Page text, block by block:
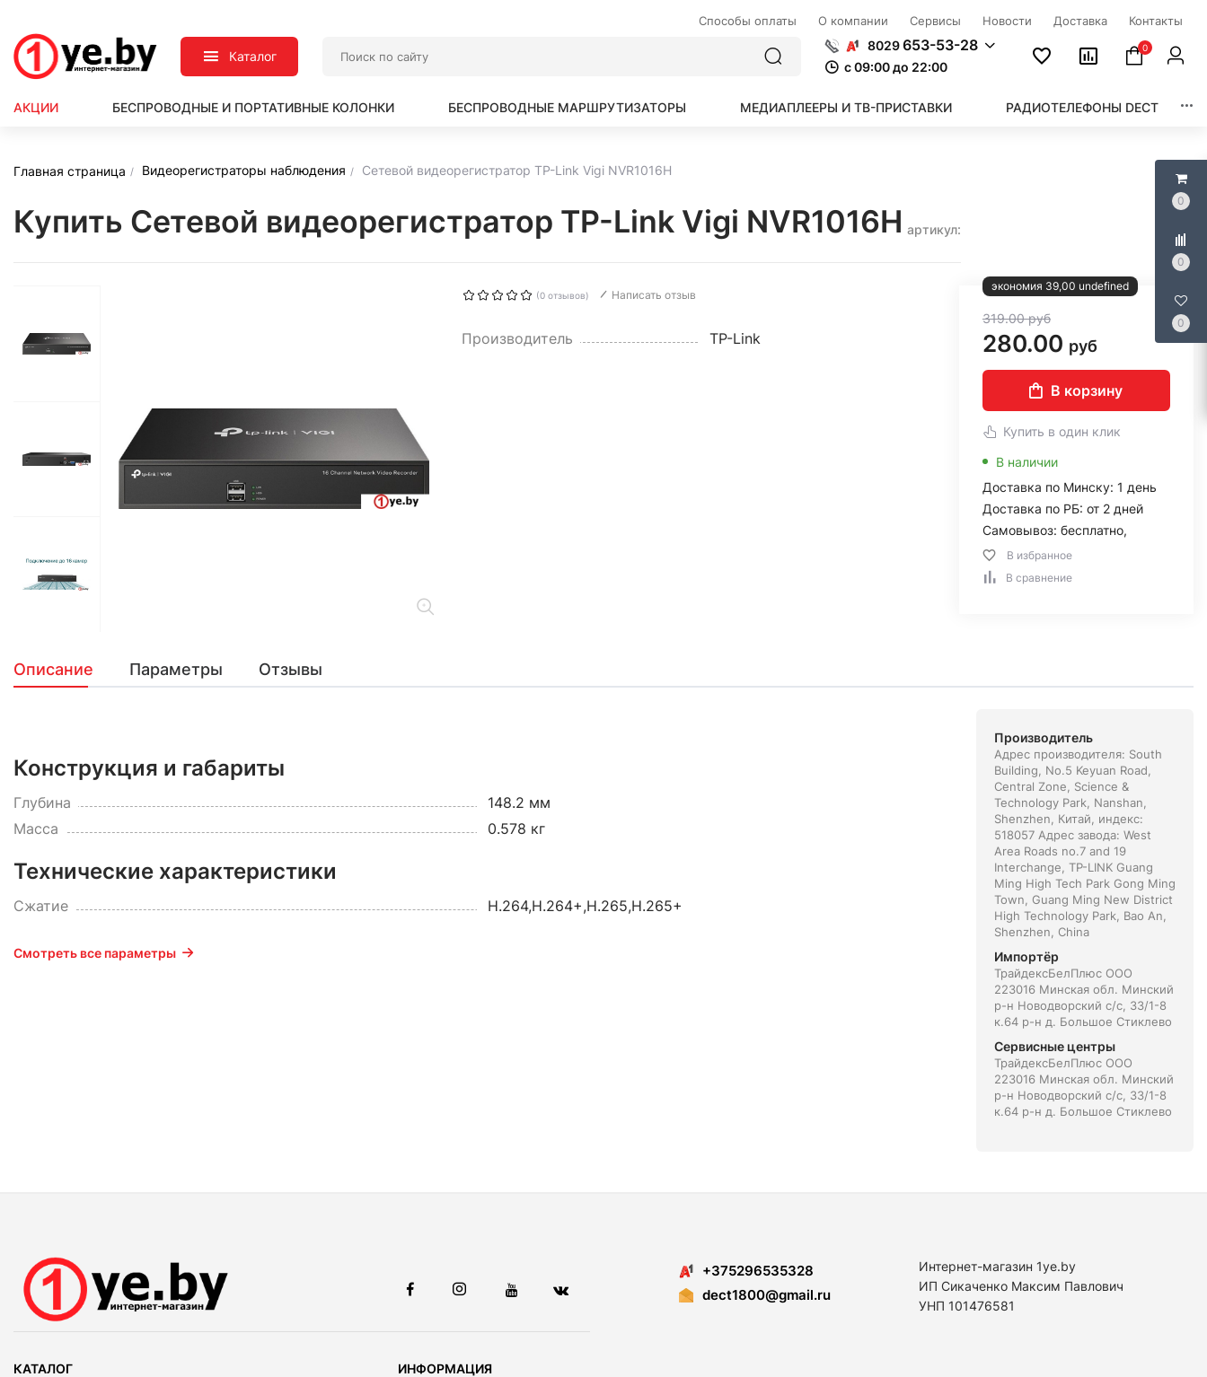
0
0
0
Способы оплаты О компании Сервисы Новости Доставка Контакты
Каталог
8029653-53-28
c 09:00 до 22:00
0
АКЦИИ БЕСПРОВОДНЫЕ И ПОРТАТИВНЫЕ КОЛОНКИ БЕСПРОВОДНЫЕ МАРШРУТИЗАТОРЫ МЕДИАПЛЕЕРЫ И ТВ-ПРИСТАВКИ РАДИОТЕЛЕФОНЫ DECT
Главная страница Видеорегистраторы наблюдения Сетевой видеорегистратор TP-Link Vigi NVR1016H
Купить Сетевой видеорегистратор TP-Link Vigi NVR1016H артикул:
(0 отзывов) Написать отзыв
Производитель TP-Link
экономия 39,00 undefined
319.00руб
280.00 руб
В корзину
Купить в один клик
В наличии
Доставка по Минску: 1 день
Доставка по РБ: от 2 дней
Самовывоз: бесплатно,
В избранное
В сравнение
Описание Параметры Отзывы
Конструкция и габариты
Глубина
148.2 мм
Масса
0.578 кг
Технические характеристики
Сжатие H.264,H.264+,H.265,H.265+
Смотреть все параметры
Производитель
Адрес производителя: South
Building, No.5 Keyuan Road,
Central Zone, Science &
Technology Park, Nanshan,
Shenzhen, Китай, индекс:
518057 Адрес завода: West
Area Roads no.7 and 19
Interchange, TP-LINK Guang
Ming High Tech Park Gong Ming
Town, Guang Ming New District
High Technology Park, Bao An,
Shenzhen, China
Импортёр
ТрайдексБелПлюс ООО
223016 Минская обл. Минский
р-н Новодворский с/с, 33/1-8
к.64 р-н д. Большое Стиклево
Сервисные центры
ТрайдексБелПлюс ООО
223016 Минская обл. Минский
р-н Новодворский с/с, 33/1-8
к.64 р-н д. Большое Стиклево
КАТАЛОГ ИНФОРМАЦИЯ
+375296535328
dect1800@gmail.ru
Интернет-магазин 1ye.by
ИП Сикаченко Максим Павлович
УНП 101476581